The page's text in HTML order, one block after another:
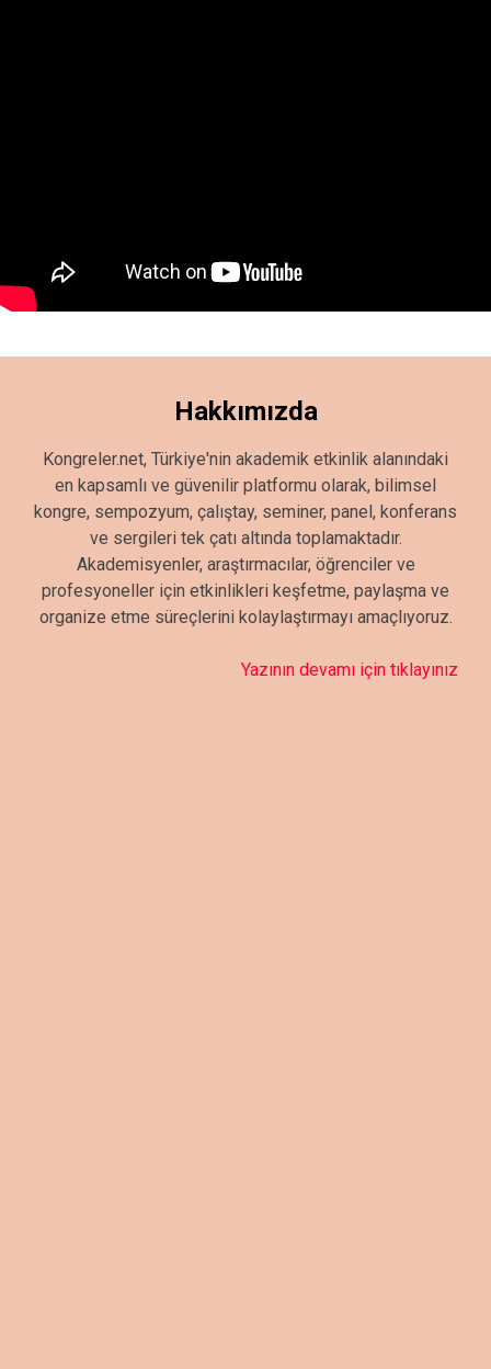
Hakkımızda
Kongreler.net, Türkiye'nin akademik etkinlik alanındaki
en kapsamlı ve güvenilir platformu olarak, bilimsel
kongre, sempozyum, çalıştay, seminer, panel, konferans
ve sergileri tek çatı altında toplamaktadır.
Akademisyenler, araştırmacılar, öğrenciler ve
profesyoneller için etkinlikleri keşfetme, paylaşma ve
organize etme süreçlerini kolaylaştırmayı amaçlıyoruz.
Yazının devamı için tıklayınız